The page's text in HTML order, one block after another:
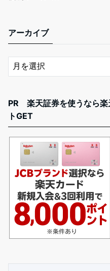
アーカイブ
PR 楽天証券を使うなら楽
トGET